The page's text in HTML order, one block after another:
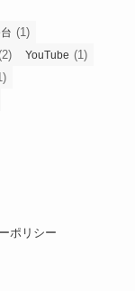
(1)
YouTube (1)
ポリシー